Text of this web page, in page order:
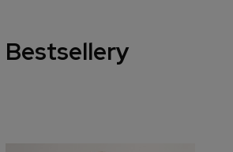
Bestsellery